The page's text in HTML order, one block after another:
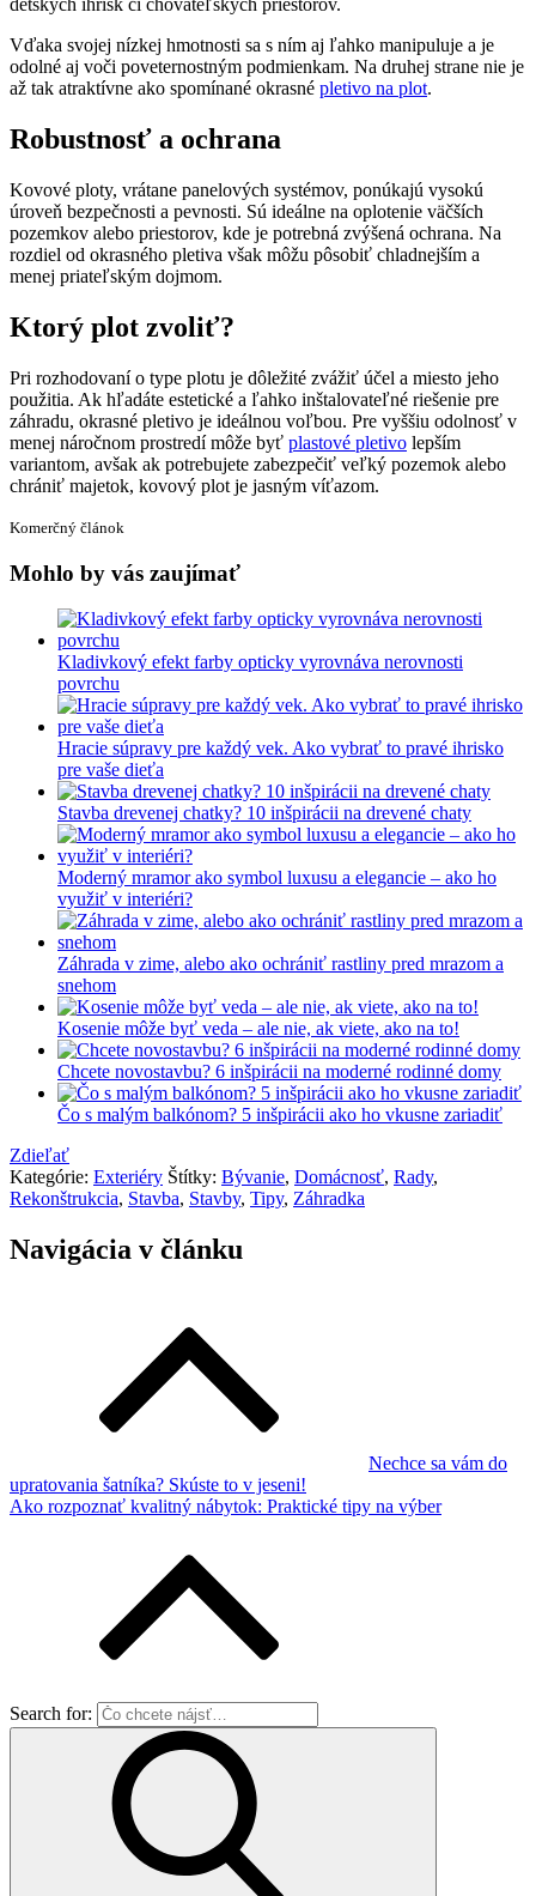
detských ihrísk či chovateľských priestorov.
Vďaka svojej nízkej hmotnosti sa s ním aj ľahko manipuluje a je
odolné aj voči poveternostným podmienkam. Na druhej strane nie je
až tak atraktívne ako spomínané okrasné pletivo na plot.
Robustnosť a ochrana
Kovové ploty, vrátane panelových systémov, ponúkajú vysokú
úroveň bezpečnosti a pevnosti. Sú ideálne na oplotenie väčších
pozemkov alebo priestorov, kde je potrebná zvýšená ochrana. Na
rozdiel od okrasného pletiva však môžu pôsobiť chladnejším a
menej priateľským dojmom.
Ktorý plot zvoliť?
Pri rozhodovaní o type plotu je dôležité zvážiť účel a miesto jeho
použitia. Ak hľadáte estetické a ľahko inštalovateľné riešenie pre
záhradu, okrasné pletivo je ideálnou voľbou. Pre vyššiu odolnosť v
menej náročnom prostredí môže byť plastové pletivo lepším
variantom, avšak ak potrebujete zabezpečiť veľký pozemok alebo
chrániť majetok, kovový plot je jasným víťazom.
Komerčný článok
Mohlo by vás zaujímať
Kladivkový efekt farby opticky vyrovnáva nerovnosti
povrchu
Hracie súpravy pre každý vek. Ako vybrať to pravé ihrisko
pre vaše dieťa
Stavba drevenej chatky? 10 inšpirácii na drevené chaty
Moderný mramor ako symbol luxusu a elegancie – ako ho
využiť v interiéri?
Záhrada v zime, alebo ako ochrániť rastliny pred mrazom a
snehom
Kosenie môže byť veda – ale nie, ak viete, ako na to!
Chcete novostavbu? 6 inšpirácii na moderné rodinné domy
Čo s malým balkónom? 5 inšpirácii ako ho vkusne zariadiť
Zdieľať
Kategórie: Exteriéry Štítky: Bývanie, Domácnosť, Rady,
Rekonštrukcia, Stavba, Stavby, Tipy, Záhradka
Navigácia v článku
Nechce sa vám do
upratovania šatníka? Skúste to v jeseni!
Ako rozpoznať kvalitný nábytok: Praktické tipy na výber
Search for: